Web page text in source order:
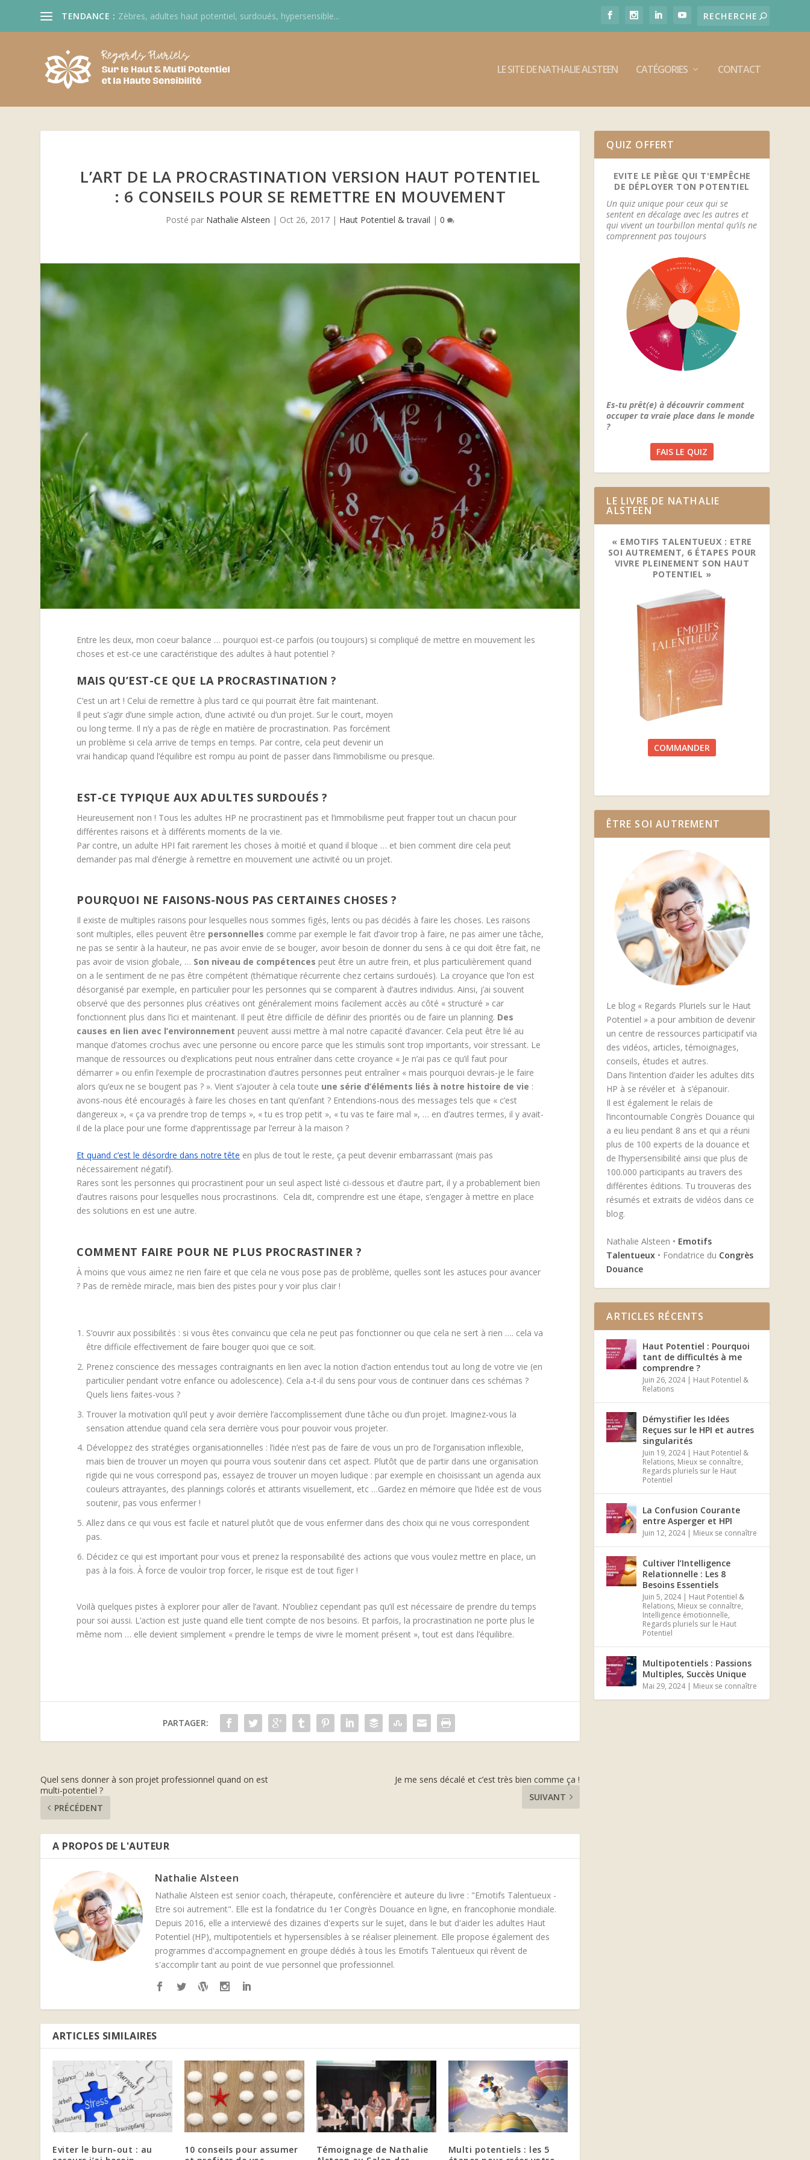
TENDANCE : Zèbres, adultes haut potentiel, surdoués, hypersensible...
LE SITE DE NATHALIE ALSTEEN CATÉGORIES CONTACT
L’ART DE LA PROCRASTINATION VERSION HAUT POTENTIEL
: 6 CONSEILS POUR SE REMETTRE EN MOUVEMENT
Posté par Nathalie Alsteen | Oct 26, 2017 | Haut Potentiel & travail |0
Entre les deux, mon coeur balance … pourquoi est-ce parfois (ou toujours) si compliqué de mettre en mouvement les
choses et est-ce une caractéristique des adultes à haut potentiel ?
MAIS QU’EST-CE QUE LA PROCRASTINATION ?
C’est un art ! Celui de remettre à plus tard ce qui pourrait être fait maintenant.
Il peut s’agir d’une simple action, d’une activité ou d’un projet. Sur le court, moyen
ou long terme. Il n’y a pas de règle en matière de procrastination. Pas forcément
un problème si cela arrive de temps en temps. Par contre, cela peut devenir un
vrai handicap quand l’équilibre est rompu au point de passer dans l’immobilisme ou presque.
EST-CE TYPIQUE AUX ADULTES SURDOUÉS ?
Heureusement non ! Tous les adultes HP ne procrastinent pas et l’immobilisme peut frapper tout un chacun pour
différentes raisons et à différents moments de la vie.
Par contre, un adulte HPI fait rarement les choses à moitié et quand il bloque … et bien comment dire cela peut
demander pas mal d’énergie à remettre en mouvement une activité ou un projet.
POURQUOI NE FAISONS-NOUS PAS CERTAINES CHOSES ?
Il existe de multiples raisons pour lesquelles nous sommes figés, lents ou pas décidés à faire les choses. Les raisons
sont multiples, elles peuvent être personnelles comme par exemple le fait d’avoir trop à faire, ne pas aimer une tâche,
ne pas se sentir à la hauteur, ne pas avoir envie de se bouger, avoir besoin de donner du sens à ce qui doit être fait, ne
pas avoir de vision globale, … Son niveau de compétences peut être un autre frein, et plus particulièrement quand
on a le sentiment de ne pas être compétent (thématique récurrente chez certains surdoués). La croyance que l’on est
désorganisé par exemple, en particulier pour les personnes qui se comparent à d’autres individus. Ainsi, j’ai souvent
observé que des personnes plus créatives ont généralement moins facilement accès au côté « structuré » car
fonctionnent plus dans l’ici et maintenant. Il peut être difficile de définir des priorités ou de faire un planning. Des
causes en lien avec l’environnement peuvent aussi mettre à mal notre capacité d’avancer. Cela peut être lié au
manque d’atomes crochus avec une personne ou encore parce que les stimulis sont trop importants, voir stressant. Le
manque de ressources ou d’explications peut nous entraîner dans cette croyance « Je n’ai pas ce qu’il faut pour
démarrer » ou enfin l’exemple de procrastination d’autres personnes peut entraîner « mais pourquoi devrais-je le faire
alors qu’eux ne se bougent pas ? ». Vient s’ajouter à cela toute une série d’éléments liés à notre histoire de vie :
avons-nous été encouragés à faire les choses en tant qu’enfant ? Entendions-nous des messages tels que « c’est
dangereux », « ça va prendre trop de temps », « tu es trop petit », « tu vas te faire mal », … en d’autres termes, il y avait-
il de la place pour une forme d’apprentissage par l’erreur à la maison ?
Et quand c’est le désordre dans notre tête en plus de tout le reste, ça peut devenir embarrassant (mais pas
nécessairement négatif).
Rares sont les personnes qui procrastinent pour un seul aspect listé ci-dessous et d’autre part, il y a probablement bien
d’autres raisons pour lesquelles nous procrastinons. Cela dit, comprendre est une étape, s’engager à mettre en place
des solutions en est une autre.
COMMENT FAIRE POUR NE PLUS PROCRASTINER ?
À moins que vous aimez ne rien faire et que cela ne vous pose pas de problème, quelles sont les astuces pour avancer
? Pas de remède miracle, mais bien des pistes pour y voir plus clair !
S’ouvrir aux possibilités : si vous êtes convaincu que cela ne peut pas fonctionner ou que cela ne sert à rien …. cela va
être difficile effectivement de faire bouger quoi que ce soit.
Prenez conscience des messages contraignants en lien avec la notion d’action entendus tout au long de votre vie (en
particulier pendant votre enfance ou adolescence). Cela a-t-il du sens pour vous de continuer dans ces schémas ?
Quels liens faites-vous ?
Trouver la motivation qu’il peut y avoir derrière l’accomplissement d’une tâche ou d’un projet. Imaginez-vous la
sensation attendue quand cela sera derrière vous pour pouvoir vous projeter.
Développez des stratégies organisationnelles : l’idée n’est pas de faire de vous un pro de l’organisation inflexible,
mais bien de trouver un moyen qui pourra vous soutenir dans cet aspect. Plutôt que de partir dans une organisation
rigide qui ne vous correspond pas, essayez de trouver un moyen ludique : par exemple en choisissant un agenda aux
couleurs attrayantes, des plannings colorés et attirants visuellement, etc …Gardez en mémoire que l’idée est de vous
soutenir, pas vous enfermer !
Allez dans ce qui vous est facile et naturel plutôt que de vous enfermer dans des choix qui ne vous correspondent
pas.
Décidez ce qui est important pour vous et prenez la responsabilité des actions que vous voulez mettre en place, un
pas à la fois. À force de vouloir trop forcer, le risque est de tout figer !
Voilà quelques pistes à explorer pour aller de l’avant. N’oubliez cependant pas qu’il est nécessaire de prendre du temps
pour soi aussi. L’action est juste quand elle tient compte de nos besoins. Et parfois, la procrastination ne porte plus le
même nom … elle devient simplement « prendre le temps de vivre le moment présent », tout est dans l’équilibre.
PARTAGER:
Quel sens donner à son projet professionnel quand on est
multi-potentiel ?
PRÉCÉDENT
Je me sens décalé et c’est très bien comme ça !
SUIVANT
A PROPOS DE L'AUTEUR
Nathalie Alsteen
Nathalie Alsteen est senior coach, thérapeute, conférencière et auteure du livre : "Emotifs Talentueux -
Etre soi autrement". Elle est la fondatrice du 1er Congrès Douance en ligne, en francophonie mondiale.
Depuis 2016, elle a interviewé des dizaines d'experts sur le sujet, dans le but d'aider les adultes Haut
Potentiel (HP), multipotentiels et hypersensibles à se réaliser pleinement. Elle propose également des
programmes d'accompagnement en groupe dédiés à tous les Emotifs Talentueux qui rêvent de
s'accomplir tant au point de vue personnel que professionnel.
ARTICLES SIMILAIRES
Eviter le burn-out : au
10 conseils pour assumer
Témoignage de Nathalie
Multi potentiels : les 5
QUIZ OFFERT
EVITE LE PIÈGE QUI T'EMPÊCHE
DE DÉPLOYER TON POTENTIEL
Un quiz unique pour ceux qui se
sentent en décalage avec les autres et
qui vivent un tourbillon mental qu’ils ne
comprennent pas toujours
Es-tu prêt(e) à découvrir comment
occuper ta vraie place dans le monde
?
FAIS LE QUIZ
LE LIVRE DE NATHALIE
ALSTEEN
« EMOTIFS TALENTUEUX : ETRE
SOI AUTREMENT, 6 ÉTAPES POUR
VIVRE PLEINEMENT SON HAUT
POTENTIEL »
COMMANDER
ÊTRE SOI AUTREMENT
Le blog « Regards Pluriels sur le Haut
Potentiel » a pour ambition de devenir
un centre de ressources participatif via
des vidéos, articles, témoignages,
conseils, études et autres.
Dans l’intention d’aider les adultes dits
HP à se révéler et à s’épanouir.
Il est également le relais de
l’incontournable Congrès Douance qui
a eu lieu pendant 8 ans et qui a réuni
plus de 100 experts de la douance et
de l’hypersensibilité ainsi que plus de
100.000 participants au travers des
différentes éditions. Tu trouveras des
résumés et extraits de vidéos dans ce
blog.
Nathalie Alsteen • Emotifs
Talentueux • Fondatrice du Congrès
Douance
ARTICLES RÉCENTS
Haut Potentiel : Pourquoi
tant de difficultés à me
comprendre ?
Juin 26, 2024| Haut Potentiel &
Relations
Démystifier les Idées
Reçues sur le HPI et autres
singularités
Juin 19, 2024| Haut Potentiel &
Relations, Mieux se connaître,
Regards pluriels sur le Haut
Potentiel
La Confusion Courante
entre Asperger et HPI
Juin 12, 2024| Mieux se connaître
Cultiver l’Intelligence
Relationnelle : Les 8
Besoins Essentiels
Juin 5, 2024| Haut Potentiel &
Relations, Mieux se connaître,
Intelligence émotionnelle,
Regards pluriels sur le Haut
Potentiel
Multipotentiels : Passions
Multiples, Succès Unique
Mai 29, 2024| Mieux se connaître